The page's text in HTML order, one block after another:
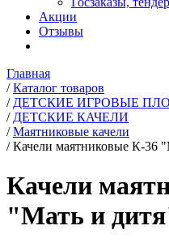
Акции
Отзывы
Главная
/ Каталог товаров
/ ДЕТСКИЕ ИГРОВЫЕ
/ ДЕТСКИЕ КАЧЕЛИ
/ Маятниковые качели
/ Качели маятниковые К-36
Качели
"Мать и